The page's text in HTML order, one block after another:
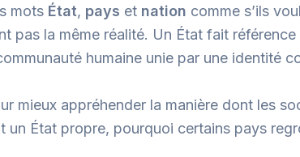
mots État, pays et nation comme s’ils
pas la même réalité. Un État fait
humaine unie par une identité
mieux appréhender la manière dont les
État propre, pourquoi certains pays